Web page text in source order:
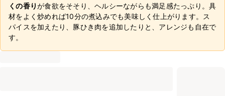
くの香りが食欲をそそり、ヘルシーながらも満足感たっぷり。具
材をよく炒めれば10分の煮込みでも美味しく仕上がります。ス
パイスを加えたり、豚ひき肉を追加したりと、アレンジも自在で
す。